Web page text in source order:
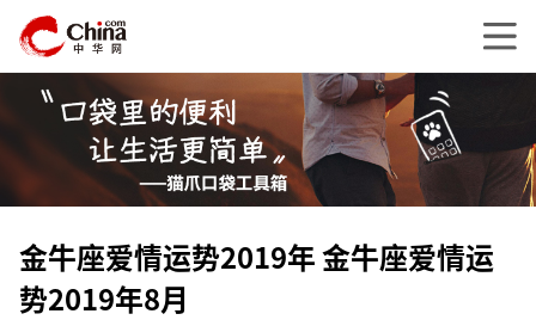
金牛座爱情运势2019年 金牛座爱情运
势2019年8月